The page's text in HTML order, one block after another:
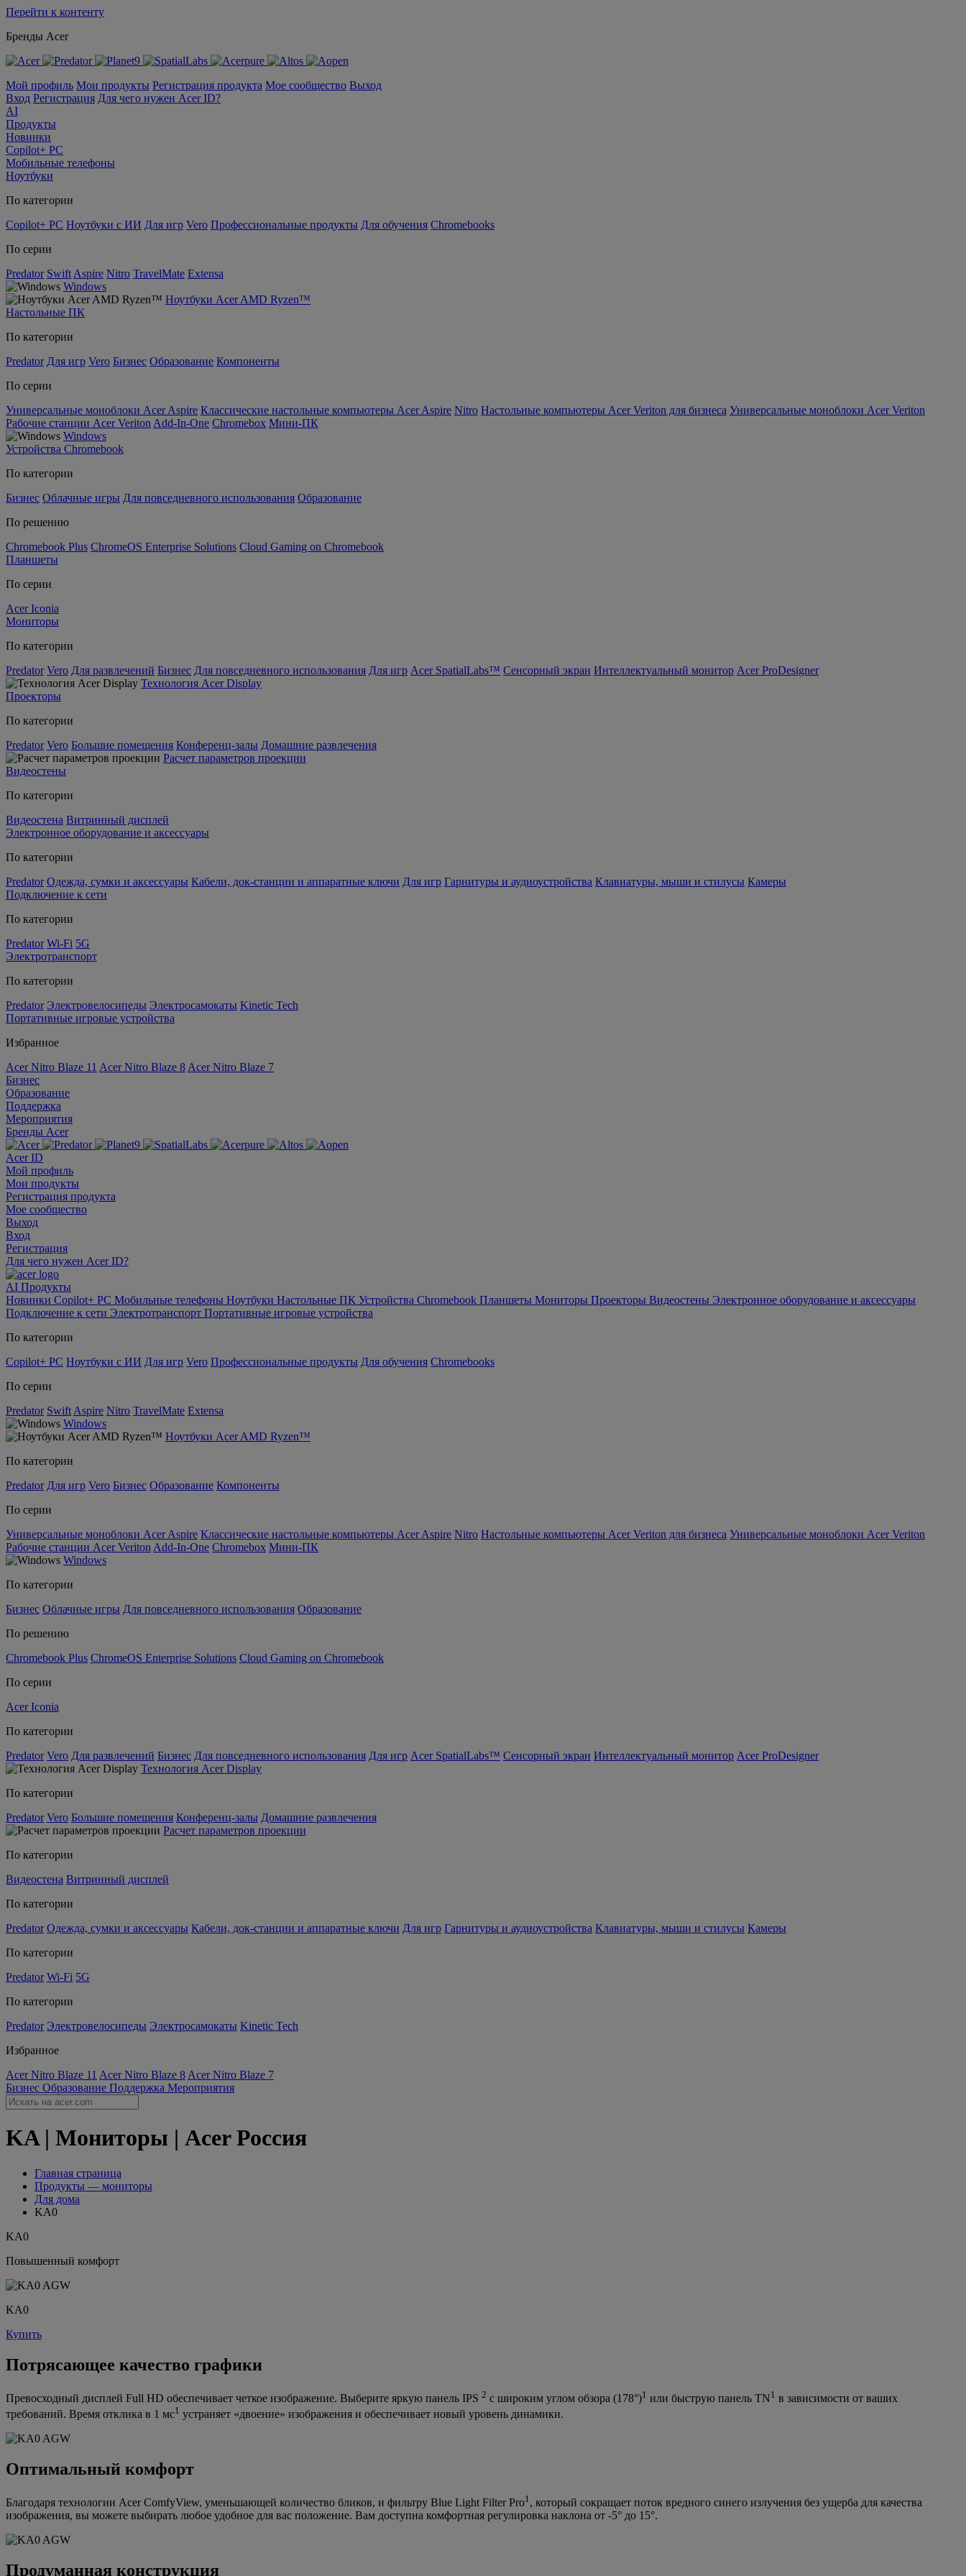
Перейти к контенту
Бренды Acer
Мой профиль Мои продукты Регистрация продукта Мое сообщество Выход
Вход Регистрация Для чего нужен Acer ID?
AI
Продукты
Новинки
Copilot+ PC
Мобильные телефоны
Ноутбуки
По категории
Copilot+ PC Ноутбуки с ИИ Для игр Vero Профессиональные продукты Для обучения Chromebooks
По серии
Predator Swift Aspire Nitro TravelMate Extensa
Windows
Ноутбуки Acer AMD Ryzen™
Настольные ПК
По категории
Predator Для игр Vero Бизнес Образование Компоненты
По серии
Универсальные моноблоки Acer Aspire Классические настольные компьютеры Acer Aspire Nitro Настольные компьютеры Acer Veriton для бизнеса Универсальные моноблоки Acer Veriton
Рабочие станции Acer Veriton Add-In-One Chromebox Мини-ПК
Windows
Устройства Chromebook
По категории
Бизнес Облачные игры Для повседневного использования Образование
По решению
Chromebook Plus ChromeOS Enterprise Solutions Cloud Gaming on Chromebook
Планшеты
По серии
Acer Iconia
Мониторы
По категории
Predator Vero Для развлечений Бизнес Для повседневного использования Для игр Acer SpatialLabs™ Сенсорный экран Интеллектуальный монитор Acer ProDesigner
Технология Acer Display
Проекторы
По категории
Predator Vero Большие помещения Конференц-залы Домашние развлечения
Расчет параметров проекции
Видеостены
По категории
Видеостена Витринный дисплей
Электронное оборудование и аксессуары
По категории
Predator Одежда, сумки и аксессуары Кабели, док-станции и аппаратные ключи Для игр Гарнитуры и аудиоустройства Клавиатуры, мыши и стилусы Камеры
Подключение к сети
По категории
Predator Wi-Fi 5G
Электротранспорт
По категории
Predator Электровелосипеды Электросамокаты Kinetic Tech
Портативные игровые устройства
Избранное
Acer Nitro Blaze 11 Acer Nitro Blaze 8 Acer Nitro Blaze 7
Бизнес
Образование
Поддержка
Мероприятия
Бренды Acer
Acer ID
Мой профиль
Мои продукты
Регистрация продукта
Мое сообщество
Выход
Вход
Регистрация
Для чего нужен Acer ID?
AI Продукты
Новинки Copilot+ PC Мобильные телефоны Ноутбуки Настольные ПК Устройства Chromebook Планшеты Мониторы Проекторы Видеостены Электронное оборудование и аксессуары
Подключение к сети Электротранспорт Портативные игровые устройства
По категории
Copilot+ PC Ноутбуки с ИИ Для игр Vero Профессиональные продукты Для обучения Chromebooks
По серии
Predator Swift Aspire Nitro TravelMate Extensa
Windows
Ноутбуки Acer AMD Ryzen™
По категории
Predator Для игр Vero Бизнес Образование Компоненты
По серии
Универсальные моноблоки Acer Aspire Классические настольные компьютеры Acer Aspire Nitro Настольные компьютеры Acer Veriton для бизнеса Универсальные моноблоки Acer Veriton
Рабочие станции Acer Veriton Add-In-One Chromebox Мини-ПК
Windows
По категории
Бизнес Облачные игры Для повседневного использования Образование
По решению
Chromebook Plus ChromeOS Enterprise Solutions Cloud Gaming on Chromebook
По серии
Acer Iconia
По категории
Predator Vero Для развлечений Бизнес Для повседневного использования Для игр Acer SpatialLabs™ Сенсорный экран Интеллектуальный монитор Acer ProDesigner
Технология Acer Display
По категории
Predator Vero Большие помещения Конференц-залы Домашние развлечения
Расчет параметров проекции
По категории
Видеостена Витринный дисплей
По категории
Predator Одежда, сумки и аксессуары Кабели, док-станции и аппаратные ключи Для игр Гарнитуры и аудиоустройства Клавиатуры, мыши и стилусы Камеры
По категории
Predator Wi-Fi 5G
По категории
Predator Электровелосипеды Электросамокаты Kinetic Tech
Избранное
Acer Nitro Blaze 11 Acer Nitro Blaze 8 Acer Nitro Blaze 7
Бизнес Образование Поддержка Мероприятия
KA | Мониторы | Acer Россия
Главная страница
Продукты — мониторы
Для дома
KA0
KA0
Повышенный комфорт
KA0
Купить
Потрясающее качество графики
Превосходный дисплей Full HD обеспечивает четкое изображение. Выберите яркую панель IPS 2 с широким углом обзора (178°)1 или быструю панель TN1 в зависимости от ваших
требований. Время отклика в 1 мс1 устраняет «двоение» изображения и обеспечивает новый уровень динамики.
Оптимальный комфорт
Благодаря технологии Acer ComfyView, уменьшающей количество бликов, и фильтру Blue Light Filter Pro1, который сокращает поток вредного синего излучения без ущерба для качества
изображения, вы можете выбирать любое удобное для вас положение. Вам доступна комфортная регулировка наклона от -5° до 15°.
Продуманная конструкция